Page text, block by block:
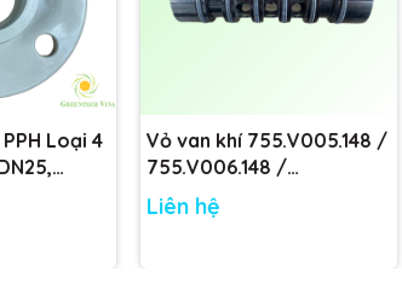
Loại 4
tiêu
Vỏ van khí 755.V005.148 /
755.V006.148 /
755.V001.148
Liên hệ